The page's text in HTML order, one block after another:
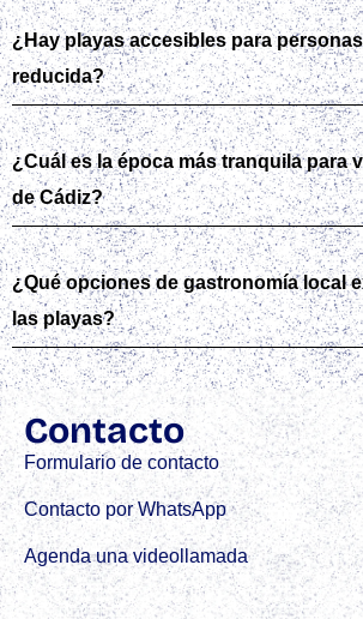
¿Hay playas accesibles para
reducida?
¿Cuál es la época más tranquila para
de Cádiz?
¿Qué opciones de gastronomía local
las playas?
Contacto
Formulario de contacto
Contacto por WhatsApp
Agenda una videollamada